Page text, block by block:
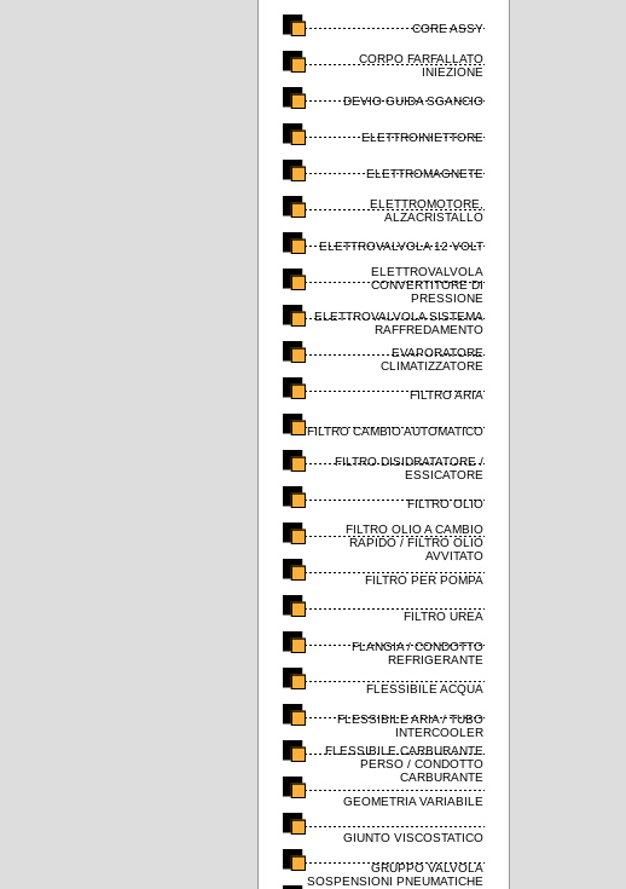
CORE ASSY
CORPO FARFALLATO
INIEZIONE
DEVIO GUIDA SGANCIO
ELETTROINIETTORE
ELETTROMAGNETE
ELETTROMOTORE,
ALZACRISTALLO
ELETTROVALVOLA 12 VOLT
ELETTROVALVOLA
CONVERTITORE DI
PRESSIONE
ELETTROVALVOLA SISTEMA
RAFFREDAMENTO
EVAPORATORE
CLIMATIZZATORE
FILTRO ARIA
FILTRO CAMBIO AUTOMATICO
FILTRO DISIDRATATORE /
ESSICATORE
FILTRO OLIO
FILTRO OLIO A CAMBIO
RAPIDO / FILTRO OLIO
AVVITATO
FILTRO PER POMPA
FILTRO UREA
FLANGIA / CONDOTTO
REFRIGERANTE
FLESSIBILE ACQUA
FLESSIBILE ARIA / TUBO
INTERCOOLER
FLESSIBILE CARBURANTE
PERSO / CONDOTTO
CARBURANTE
GEOMETRIA VARIABILE
GIUNTO VISCOSTATICO
GRUPPO VALVOLA
SOSPENSIONI PNEUMATICHE